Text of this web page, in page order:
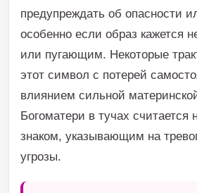
предупреждать об опасности
особенно если образ кажется
или пугающим. Некоторые
этот символ с потерей
влиянием сильной
Богоматери в тучах считается
знаком, указывающим на
угрозы.